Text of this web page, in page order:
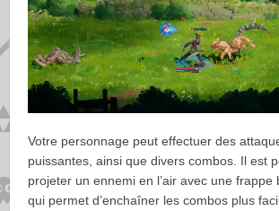
Votre personnage peut effectuer des
puissantes, ainsi que divers combos. Il est
projeter un ennemi en l’air avec une frappe
qui permet d’enchaîner les combos plus